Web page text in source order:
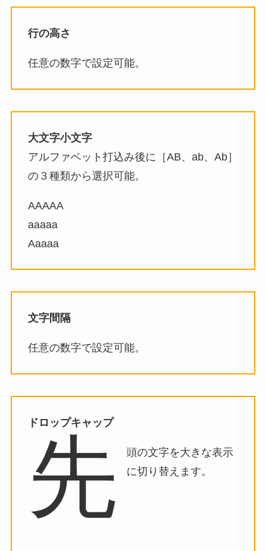
行の高さ
任意の数字で設定可能。
大文字小文字
アルファベット打込み後に［AB、ab、Ab］
の３種類から選択可能。
AAAAA
aaaaa
Aaaaa
文字間隔
任意の数字で設定可能。
ドロップキャップ
先
頭の文字を大きな表示
に切り替えます。